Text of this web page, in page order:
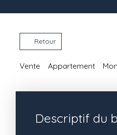
Retour
Vente Appartement
Descriptif du